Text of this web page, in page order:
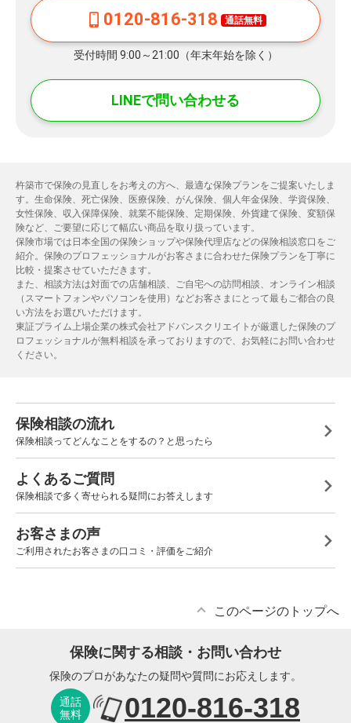
0120-816-318 通話無料
受付時間 9:00～21:00（年末年始を除く）
LINEで問い合わせる
杵築市で保険の見直しをお考えの方へ、最適な保険プランをご提案いたしま
す。生命保険、死亡保険、医療保険、がん保険、個人年金保険、学資保険、
女性保険、収入保障保険、就業不能保険、定期保険、外貨建て保険、変額保
険など、ご要望に応じて幅広い商品を取り扱っています。
保険市場では日本全国の保険ショップや保険代理店などの保険相談窓口をご
紹介。保険のプロフェッショナルがお客さまに合わせた保険プランを丁寧に
比較・提案させていただきます。
また、相談方法は対面での店舗相談、ご自宅への訪問相談、オンライン相談
（スマートフォンやパソコンを使用）などお客さまにとって最もご都合の良
い方法をお選びいただけます。
東証プライム上場企業の株式会社アドバンスクリエイトが厳選した保険のプ
ロフェッショナルが無料相談を承っておりますので、お気軽にお問い合わせ
ください。
保険相談の流れ
保険相談ってどんなことをするの？と思ったら
よくあるご質問
保険相談で多く寄せられる疑問にお答えします
お客さまの声
ご利用されたお客さまの口コミ・評価をご紹介
このページのトップへ
保険に関する相談・お問い合わせ
保険のプロがあなたの疑問や質問にお応えします。
通話
無料
0120-816-318